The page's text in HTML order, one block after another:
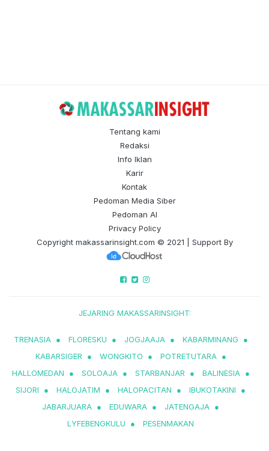
Tentang kami
Redaksi
Info Iklan
Karir
Kontak
Pedoman Media Siber
Pedoman AI
Privacy Policy
Copyright makassarinsight.com © 2021 | Support By
JEJARING MAKASSARINSIGHT:
TRENASIA ● FLORESKU ● JOGJAAJA ● KABARMINANG
●
KABARSIGER
● WONGKITO ● POTRETUTARA ●
HALLOMEDAN
● SOLOAJA ● STARBANJAR ● BALINESIA ●
SIJORI
● HALOJATIM ● HALOPACITAN ● IBUKOTAKINI
●
JABARJUARA ● EDUWARA ● JATENGAJA ●
LYFEBENGKULU
● PESENMAKAN